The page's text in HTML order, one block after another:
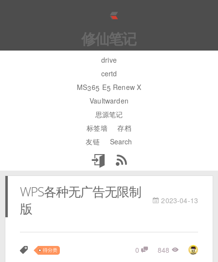
修仙笔记
drive
certd
MS365 E5 Renew X
Vaultwarden
思源笔记
标签墙
存档
友链
Search
WPS各种无广告无限制
版
2023-04-13
待分类 0 848